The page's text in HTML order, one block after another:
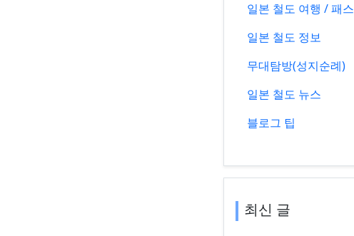
일본 철도 여행 / 패스
일본 철도 정보
무대탐방(성지순례)
일본 철도 뉴스
블로그 팁
최신 글